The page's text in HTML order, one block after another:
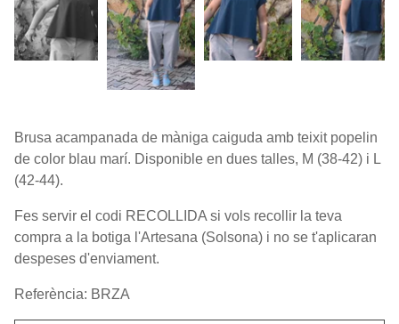
Brusa acampanada de màniga caiguda amb teixit popelin
de color blau marí. Disponible en dues talles, M (38-42) i L
(42-44).
Fes servir el codi RECOLLIDA si vols recollir la teva
compra a la botiga l'Artesana (Solsona) i no se t'aplicaran
despeses d'enviament.
Referència: BRZA